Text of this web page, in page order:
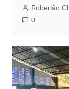
Robertão
0